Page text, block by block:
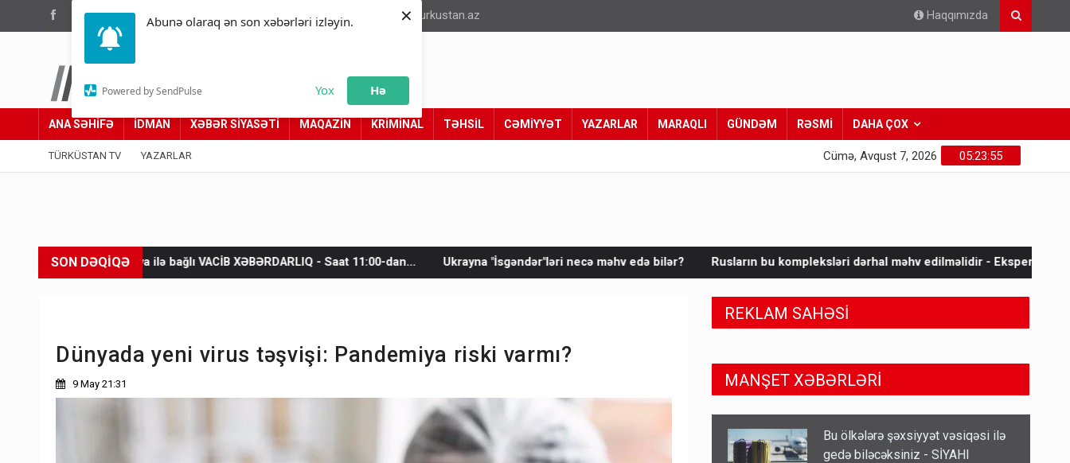
Abunə olaraq ən son xəbərləri izləyin.
Powered by SendPulse Yox Hə
×
(012) 449 94 05 info@turkustan.az Haqqımızda
Türküstan.az
Adımız yolumuzdur
ANA SƏHİFƏ İDMAN XƏBƏR SİYASƏTİ MAQAZİN KRİMİNAL TƏHSİL CƏMİYYƏT YAZARLAR MARAQLI GÜNDƏM RƏSMİ DAHA ÇOX
TÜRKÜSTAN TV YAZARLAR 05:23:56
Cümə, Avqust 7, 2026
SON DƏQİQƏ
hava ilə bağlı VACİB XƏBƏRDARLIQ - Saat 11:00-dan… Ukrayna "İsgəndər"ləri necə məhv edə bilər? Rusların bu kompleksləri dərhal məhv edilməlidir - Ekspert Kəlbəcərlilər
Dünyada yeni virus təşvişi: Pandemiya riski varmı?
9 May 21:31
REKLAM SAHƏSİ
MANŞET XƏBƏRLƏRİ
Ərdoğana sui-qəsd planının
iştirakçısı detalları açıqladı